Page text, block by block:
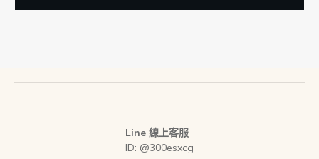
Line 線上客服
ID: @300esxcg